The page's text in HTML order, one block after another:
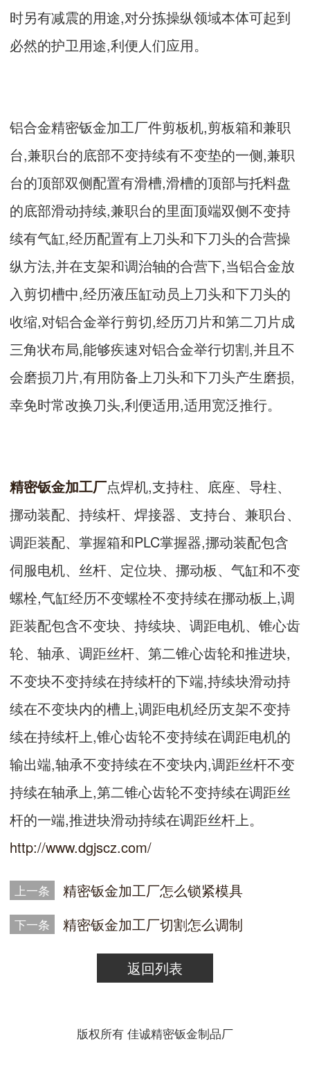
时另有减震的用途,对分拣操纵领域本体可起到
必然的护卫用途,利便人们应用。
铝合金精密钣金加工厂件剪板机,剪板箱和兼职
台,兼职台的底部不变持续有不变垫的一侧,兼职
台的顶部双侧配置有滑槽,滑槽的顶部与托料盘
的底部滑动持续,兼职台的里面顶端双侧不变持
续有气缸,经历配置有上刀头和下刀头的合营操
纵方法,并在支架和调治轴的合营下,当铝合金放
入剪切槽中,经历液压缸动员上刀头和下刀头的
收缩,对铝合金举行剪切,经历刀片和第二刀片成
三角状布局,能够疾速对铝合金举行切割,并且不
会磨损刀片,有用防备上刀头和下刀头产生磨损,
幸免时常改换刀头,利便适用,适用宽泛推行。
精密钣金加工厂点焊机,支持柱、底座、导柱、
挪动装配、持续杆、焊接器、支持台、兼职台、
调距装配、掌握箱和PLC掌握器,挪动装配包含
伺服电机、丝杆、定位块、挪动板、气缸和不变
螺栓,气缸经历不变螺栓不变持续在挪动板上,调
距装配包含不变块、持续块、调距电机、锥心齿
轮、轴承、调距丝杆、第二锥心齿轮和推进块,
不变块不变持续在持续杆的下端,持续块滑动持
续在不变块内的槽上,调距电机经历支架不变持
续在持续杆上,锥心齿轮不变持续在调距电机的
输出端,轴承不变持续在不变块内,调距丝杆不变
持续在轴承上,第二锥心齿轮不变持续在调距丝
杆的一端,推进块滑动持续在调距丝杆上。
http://www.dgjscz.com/
上一条 精密钣金加工厂怎么锁紧模具
下一条 精密钣金加工厂切割怎么调制
返回列表
版权所有 佳诚精密钣金制品厂